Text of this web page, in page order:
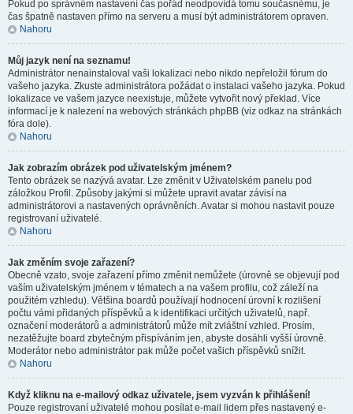
Pokud po správném nastavení čas pořád neodpovídá tomu současnému, je
čas špatně nastaven přímo na serveru a musí být administrátorem opraven.
Nahoru
Můj jazyk není na seznamu!
Administrátor nenainstaloval vaši lokalizaci nebo nikdo nepřeložil fórum do
vašeho jazyka. Zkuste administrátora požádat o instalaci vašeho jazyka. Pokud
lokalizace ve vašem jazyce neexistuje, můžete vytvořit nový překlad. Více
informací je k nalezení na webových stránkách phpBB (viz odkaz na stránkách
fóra dole).
Nahoru
Jak zobrazím obrázek pod uživatelským jménem?
Tento obrázek se nazývá avatar. Lze změnit v Uživatelském panelu pod
záložkou Profil. Způsoby jakými si můžete upravit avatar závisí na
administrátorovi a nastavených oprávněních. Avatar si mohou nastavit pouze
registrovaní uživatelé.
Nahoru
Jak změním svoje zařazení?
Obecně vzato, svoje zařazení přímo změnit nemůžete (úrovně se objevují pod
vaším uživatelským jménem v tématech a na vašem profilu, což záleží na
použitém vzhledu). Většina boardů používají hodnocení úrovní k rozlišení
počtu vámi přidaných příspěvků a k identifikaci určitých uživatelů, např.
označení moderátorů a administrátorů může mít zvláštní vzhled. Prosím,
nezatěžujte board zbytečným přispíváním jen, abyste dosáhli vyšší úrovně.
Moderátor nebo administrátor pak může počet vašich příspěvků snížit.
Nahoru
Když kliknu na e-mailový odkaz uživatele, jsem vyzván k přihlášení!
Pouze registrovaní uživatelé mohou posílat e-mail lidem přes nastavený e-